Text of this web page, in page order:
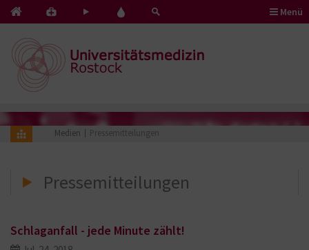
Kontakt
Notfälle
Pflege
Herz
Blut
Menü
Medien Pressemitteilungen
Pressemitteilungen
Schlaganfall - jede Minute zählt!